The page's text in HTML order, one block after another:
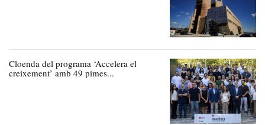
Cloenda del programa ‘Accelera el
creixement’ amb 49 pimes...